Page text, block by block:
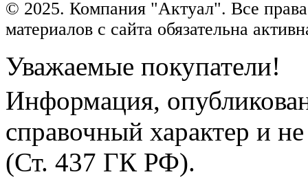
© 2025. Компания "Актуал". Все
материалов с сайта обязательна
Уважаемые покупатели!
Информация,
справочный характер и
(Ст. 437 ГК РФ).